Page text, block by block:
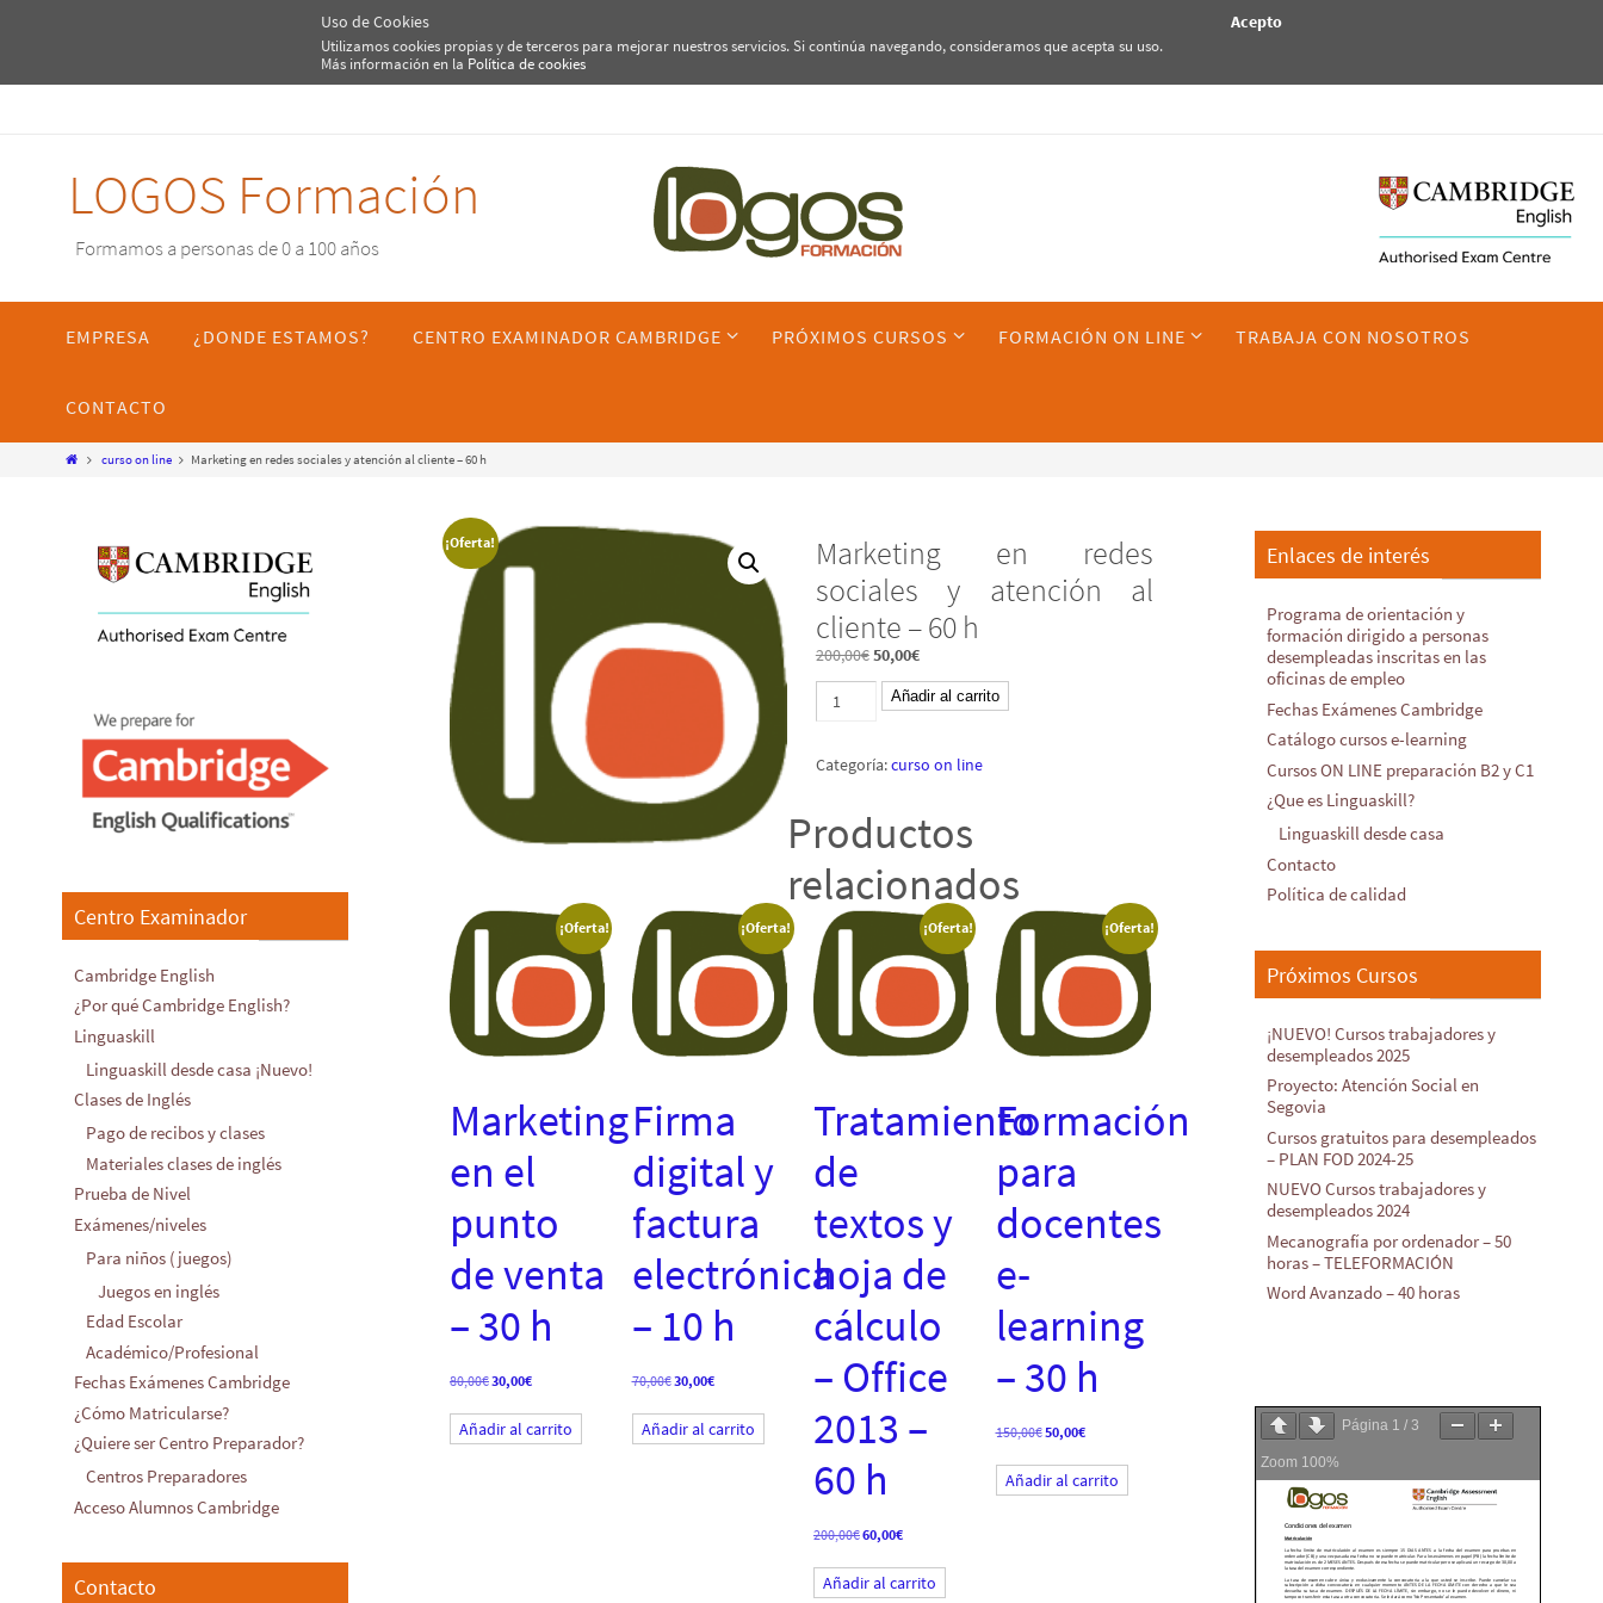
Uso de Cookies
Utilizamos cookies propias y de terceros para mejorar nuestros servicios. Si continúa navegando, consideramos que acepta su uso.
Más información en la Política de cookies
Acepto
LOGOS Formación
Formamos a personas de 0 a 100 años
contenidoEMPRESA ¿DONDE ESTAMOS? CENTRO EXAMINADOR CAMBRIDGE PRÓXIMOS CURSOS FORMACIÓN ON LINE TRABAJA CON NOSOTROS
CONTACTO
Iniciocurso on line Marketing en redes sociales y atención al cliente – 60 h
¡Oferta!
Marketing en redes
sociales y atención al
cliente – 60 h
200,00€ El
original
era:
50,00€El
actual
es:
Marketing
redes
y
cliente
h
cantidad
Añadir al carrito
Categoría:curso on line
Productos
relacionados
¡Oferta!
Marketing
en el
punto
de venta
– 30 h
80,00€El
original
era:
80,00€.
30,00€El
actual
es:
30,00€.
Añadir al carrito
¡Oferta!
Firma
digital y
factura
electrónica
– 10 h
70,00€El
original
era:
70,00€.
30,00€El
actual
es:
30,00€.
Añadir al carrito
¡Oferta!
Tratamiento
de
textos y
hoja de
cálculo
– Office
2013 –
60 h
200,00€El
original
era:
60,00€El
actual
es:
Añadir al carrito
¡Oferta!
Formación
para
docentes
e-
learning
– 30 h
150,00€El
original
era:
150,00€.
50,00€El
actual
es:
50,00€.
Añadir al carrito
Centro Examinador
Cambridge English
¿Por qué Cambridge English?
Linguaskill
Linguaskill desde casa ¡Nuevo!
Clases de Inglés
Pago de recibos y clases
Materiales clases de inglés
Prueba de Nivel
Exámenes/niveles
Para niños (juegos)
Juegos en inglés
Edad Escolar
Académico/Profesional
Fechas Exámenes Cambridge
¿Cómo Matricularse?
¿Quiere ser Centro Preparador?
Centros Preparadores
Acceso Alumnos Cambridge
Contacto
Enlaces de interés
Programa de orientación y
formación dirigido a personas
desempleadas inscritas en las
oficinas de empleo
Fechas Exámenes Cambridge
Catálogo cursos e-learning
Cursos ON LINE preparación B2 y C1
¿Que es Linguaskill?
Linguaskill desde casa
Contacto
Política de calidad
Próximos Cursos
¡NUEVO! Cursos trabajadores y
desempleados 2025
Proyecto: Atención Social en
Segovia
Cursos gratuitos para desempleados
– PLAN FOD 2024-25
NUEVO Cursos trabajadores y
desempleados 2024
Mecanografía por ordenador – 50
horas – TELEFORMACIÓN
Word Avanzado – 40 horas
Página 1 / 3
Zoom 100%